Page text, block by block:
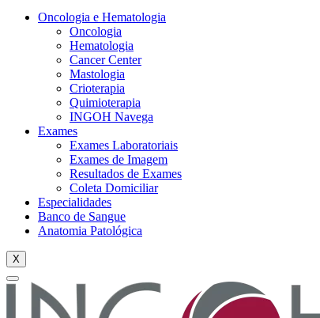
Oncologia e Hematologia
Oncologia
Hematologia
Cancer Center
Mastologia
Crioterapia
Quimioterapia
INGOH Navega
Exames
Exames Laboratoriais
Exames de Imagem
Resultados de Exames
Coleta Domiciliar
Especialidades
Banco de Sangue
Anatomia Patológica
X